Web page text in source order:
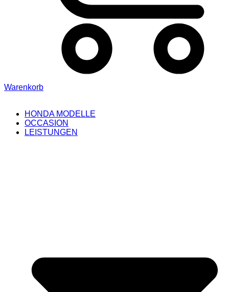
Warenkorb
HONDA MODELLE
OCCASION
LEISTUNGEN